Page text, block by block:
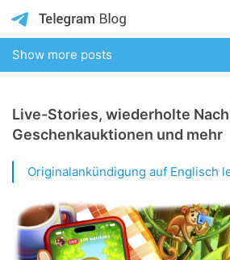
Show more posts
Live-Stories, wiederholte
Geschenkauktionen und mehr
Originalankündigung auf Englisch